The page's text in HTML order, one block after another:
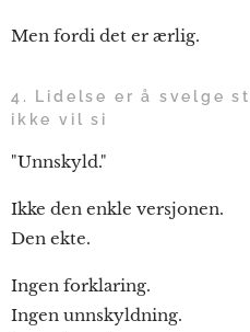
Men fordi det er ærlig.
4. Lidelse er å svelge
ikke vil si
"Unnskyld."
Ikke den enkle versjonen.
Den ekte.
Ingen forklaring.
Ingen unnskyldning.